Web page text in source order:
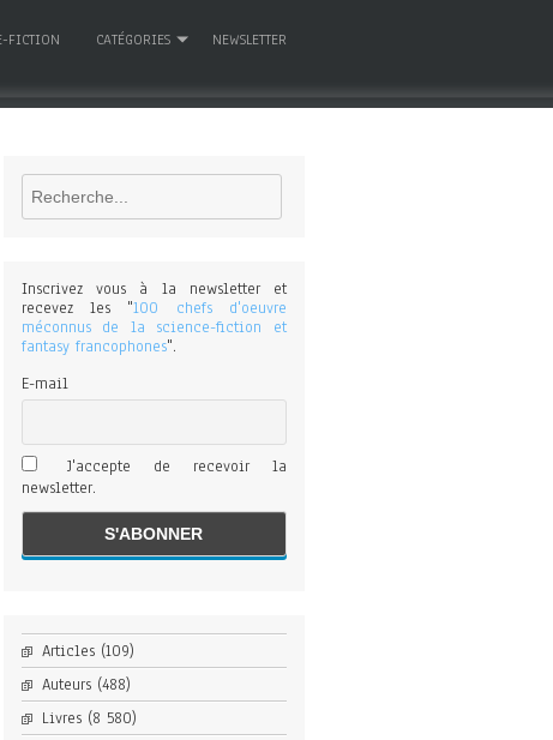
FICTION CATÉGORIES NEWSLETTER
Rechercher
Inscrivez vous à la newsletter et
recevez les "100 chefs d'oeuvre
méconnus de la science-fiction et
fantasy francophones".
E-mail
J'accepte de recevoir la
newsletter.
Articles(109)
Auteurs(488)
Livres(8 580)